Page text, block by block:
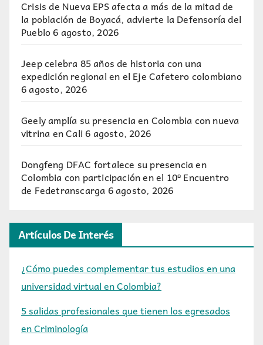
Crisis de Nueva EPS afecta a más de la mitad de
la población de Boyacá, advierte la Defensoría del
Pueblo6 agosto, 2026
Jeep celebra 85 años de historia con una
expedición regional en el Eje Cafetero colombiano
6 agosto, 2026
Geely amplía su presencia en Colombia con nueva
vitrina en Cali 6 agosto, 2026
Dongfeng DFAC fortalece su presencia en
Colombia con participación en el 10º Encuentro
de Fedetranscarga6 agosto, 2026
Artículos De Interés
¿Cómo puedes complementar tus estudios en una
universidad virtual en Colombia?
5 salidas profesionales que tienen los egresados
en Criminología